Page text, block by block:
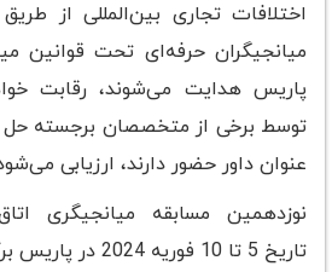
اختلافات تجاری بین‌المللی از
میانجیگران حرفه‌ای تحت قوانین
پاریس هدایت می‌شوند، رقابت
توسط برخی از متخصصان برجسته حل
عنوان داور حضور دارند، ارزیابی
نوزدهمین مسابقه میانجیگری
تاریخ 5 تا 10 فوریه 2024 در پاریس برگزار خواهد شد.